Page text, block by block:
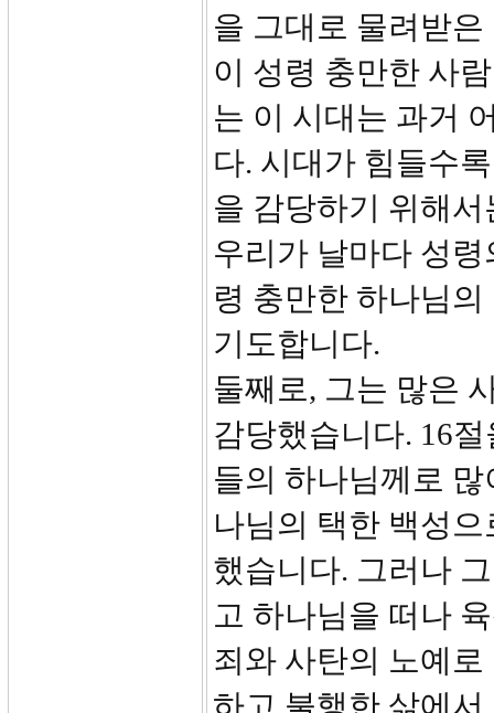
을 그대로 물려받
이 성령 충만한 사
는 이 시대는 과거
다. 시대가 힘들수
을 감당하기 위해
우리가 날마다 성
령 충만한 하나님
기도합니다.
둘째로, 그는 많은
감당했습니다. 16
들의 하나님께로
나님의 택한 백성
했습니다. 그러나
고 하나님을 떠나
죄와 사탄의 노예
하고 불행한 삶에